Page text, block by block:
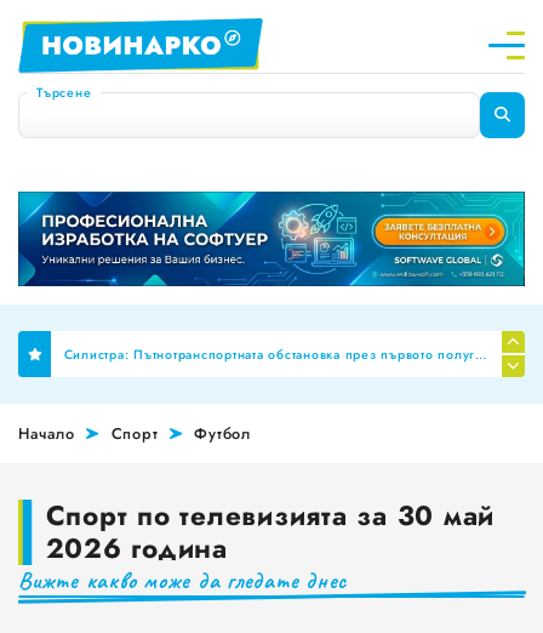
Търсене
Финално: Бюджет 2026 премахна механизма за МРЗ и автоматичното обвързване на заплатите в публичния сектор
Силистра: Пътнотранспортната обстановка през първото полугодие на 2026 г
Планиране на професионални паралелки за Шумен и Добрич
Променят обозначението за годността на храните
Начало Спорт Футбол
Спорт по телевизията за 30 май
2026 година
Вижте какво може да гледате днес